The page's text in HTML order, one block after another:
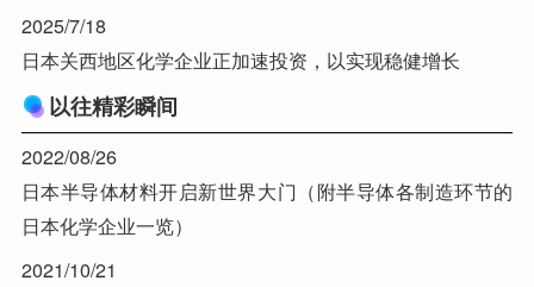
2025/7/18
日本关西地区化学企业正加速投资，以实现稳健增长
以往精彩瞬间
2022/08/26
日本半导体材料开启新世界大门（附半导体各制造环节的
日本化学企业一览）
2021/10/21